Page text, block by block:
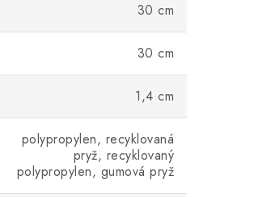
30 cm
30 cm
1,4 cm
polypropylen, recyklovaná
pryž, recyklovaný
polypropylen, gumová pryž